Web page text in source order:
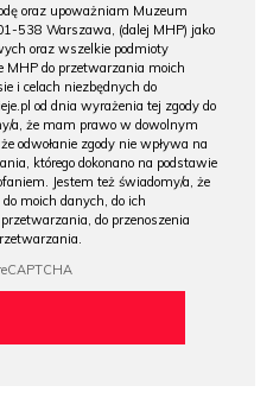
oraz upoważniam Muzeum
538 Warszawa, (dalej MHP) jako
oraz wszelkie podmioty
MHP do przetwarzania moich
i celach niezbędnych do
od dnia wyrażenia tej zgody do
a, że mam prawo w dowolnym
odwołanie zgody nie wpływa na
którego dokonano na podstawie
Jestem też świadomy/a, że
moich danych, do ich
do przenoszenia